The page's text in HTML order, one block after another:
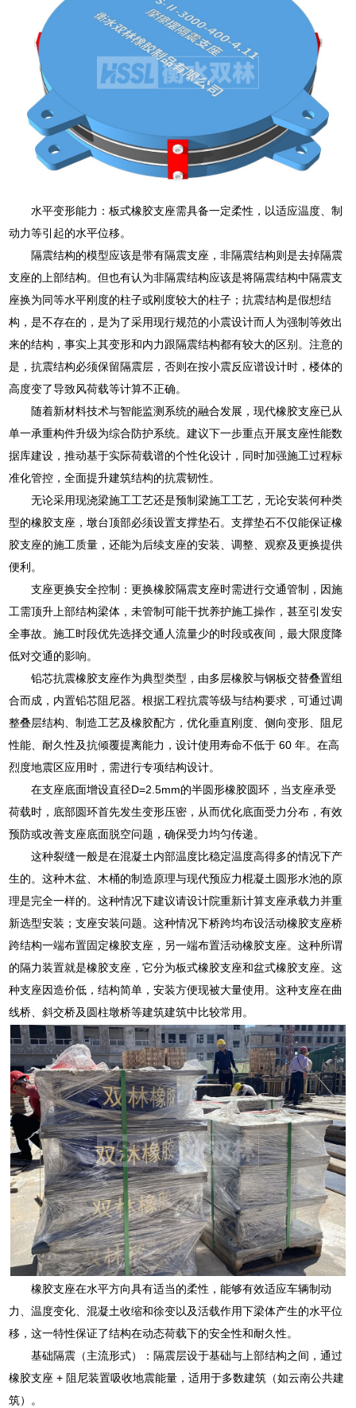
水平变形能力：板式橡胶支座需具备一定柔性，以适应温度、制
动力等引起的水平位移。
隔震结构的模型应该是带有隔震支座，非隔震结构则是去掉隔震
支座的上部结构。但也有认为非隔震结构应该是将隔震结构中隔震支
座换为同等水平刚度的柱子或刚度较大的柱子；抗震结构是假想结
构，是不存在的，是为了采用现行规范的小震设计而人为强制等效出
来的结构，事实上其变形和内力跟隔震结构都有较大的区别。注意的
是，抗震结构必须保留隔震层，否则在按小震反应谱设计时，楼体的
高度变了导致风荷载等计算不正确。
随着新材料技术与智能监测系统的融合发展，现代橡胶支座已从
单一承重构件升级为综合防护系统。建议下一步重点开展支座性能数
据库建设，推动基于实际荷载谱的个性化设计，同时加强施工过程标
准化管控，全面提升建筑结构的抗震韧性。
无论采用现浇梁施工工艺还是预制梁施工工艺，无论安装何种类
型的橡胶支座，墩台顶部必须设置支撑垫石。支撑垫石不仅能保证橡
胶支座的施工质量，还能为后续支座的安装、调整、观察及更换提供
便利。
支座更换安全控制：更换橡胶隔震支座时需进行交通管制，因施
工需顶升上部结构梁体，未管制可能干扰养护施工操作，甚至引发安
全事故。施工时段优先选择交通人流量少的时段或夜间，最大限度降
低对交通的影响。
铅芯抗震橡胶支座作为典型类型，由多层橡胶与钢板交替叠置组
合而成，内置铅芯阻尼器。根据工程抗震等级与结构要求，可通过调
整叠层结构、制造工艺及橡胶配方，优化垂直刚度、侧向变形、阻尼
性能、耐久性及抗倾覆提离能力，设计使用寿命不低于 60 年。在高
烈度地震区应用时，需进行专项结构设计。
在支座底面增设直径D=2.5mm的半圆形橡胶圆环，当支座承受
荷载时，底部圆环首先发生变形压密，从而优化底面受力分布，有效
预防或改善支座底面脱空问题，确保受力均匀传递。
这种裂缝一般是在混凝土内部温度比稳定温度高得多的情况下产
生的。这种木盆、木桶的制造原理与现代预应力棍凝土圆形水池的原
理是完全一样的。这种情况下建议请设计院重新计算支座承载力并重
新选型安装；支座安装问题。这种情况下桥跨均布设活动橡胶支座桥
跨结构一端布置固定橡胶支座，另一端布置活动橡胶支座。这种所谓
的隔力装置就是橡胶支座，它分为板式橡胶支座和盆式橡胶支座。这
种支座因造价低，结构简单，安装方便现被大量使用。这种支座在曲
线桥、斜交桥及圆柱墩桥等建筑建筑中比较常用。
橡胶支座在水平方向具有适当的柔性，能够有效适应车辆制动
力、温度变化、混凝土收缩和徐变以及活载作用下梁体产生的水平位
移，这一特性保证了结构在动态荷载下的安全性和耐久性。
基础隔震（主流形式）：隔震层设于基础与上部结构之间，通过
橡胶支座 + 阻尼装置吸收地震能量，适用于多数建筑（如云南公共建
筑）。